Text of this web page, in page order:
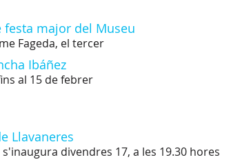
festa major del Museu
Fageda, el tercer
Ibáñez
al 15 de febrer
Llavaneres
divendres 17, a les 19.30 hores